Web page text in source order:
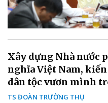
Xây dựng Nhà nước
nghĩa Việt Nam,
dân tộc vươn mình
TS ĐOÀN TRƯỜNG THỤ